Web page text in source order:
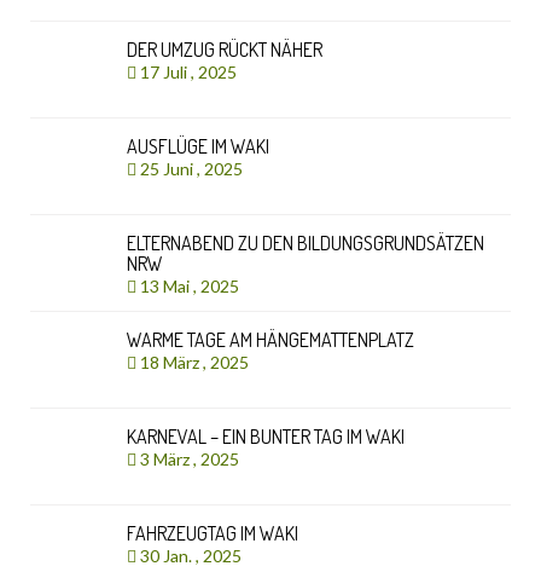
DER UMZUG RÜCKT NÄHER
17 Juli , 2025
AUSFLÜGE IM WAKI
25 Juni , 2025
ELTERNABEND ZU DEN BILDUNGSGRUNDSÄTZEN
NRW
13 Mai , 2025
WARME TAGE AM HÄNGEMATTENPLATZ
18 März , 2025
KARNEVAL – EIN BUNTER TAG IM WAKI
3 März , 2025
FAHRZEUGTAG IM WAKI
30 Jan. , 2025